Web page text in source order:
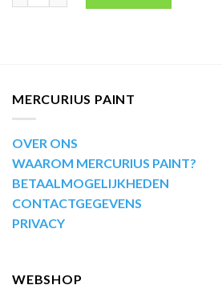
MERCURIUS PAINT
OVER ONS
WAAROM MERCURIUS PAINT?
BETAALMOGELIJKHEDEN
CONTACTGEGEVENS
PRIVACY
WEBSHOP